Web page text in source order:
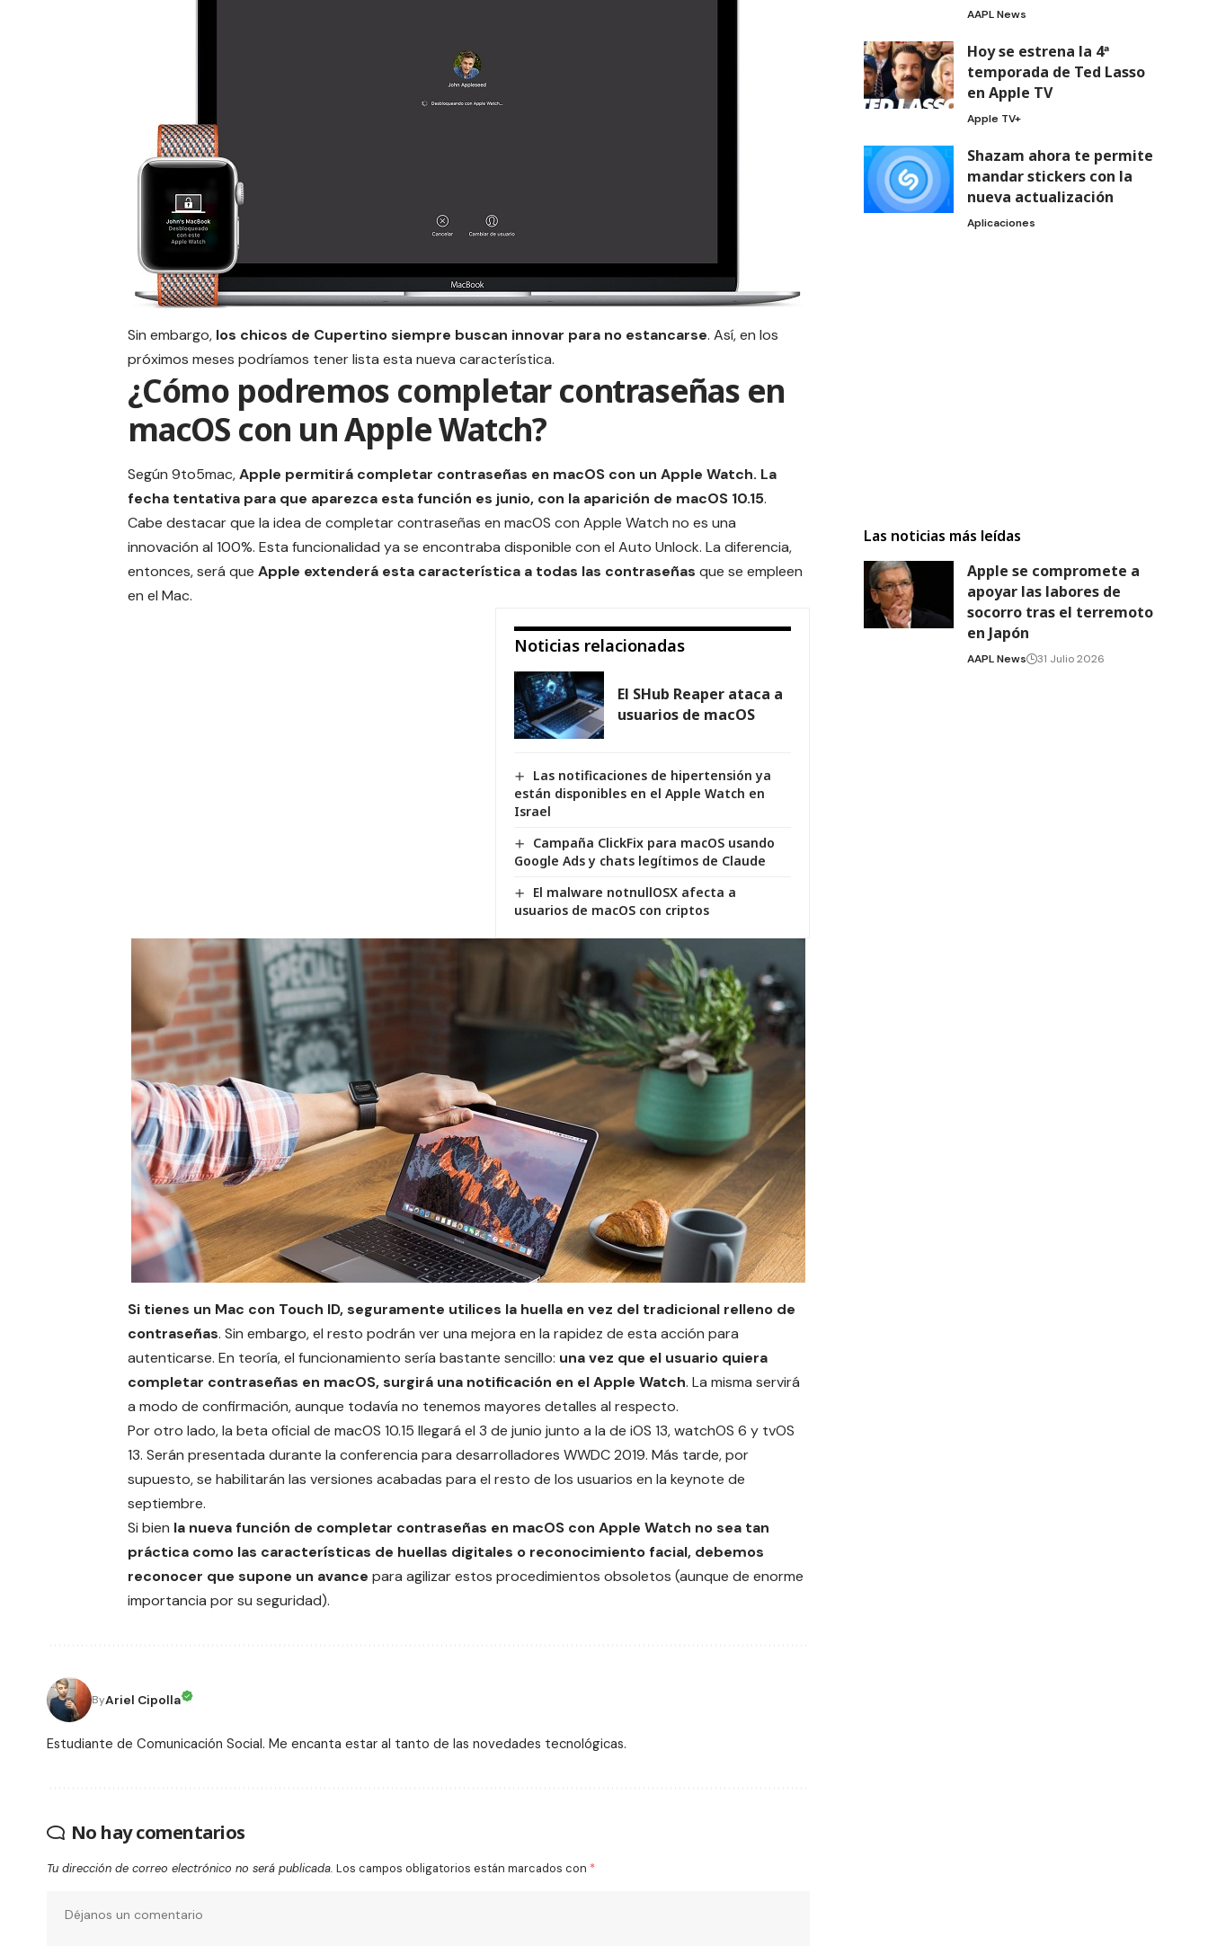
Sin embargo, los chicos de Cupertino siempre buscan innovar para no estancarse. Así, en los
próximos meses podríamos tener lista esta nueva característica.
¿Cómo podremos completar contraseñas en
macOS con un Apple Watch?
Según 9to5mac,Apple permitirá completar contraseñas en macOS con un Apple Watch. La
fecha tentativa para que aparezca esta función es junio, con la aparición de macOS 10.15.
Cabe destacar que la idea de completar contraseñas en macOS con Apple Watch no es una
innovación al 100%. Esta funcionalidad ya se encontraba disponible con el Auto Unlock. La diferencia,
entonces, será que Apple extenderá esta característica a todas las contraseñas que se empleen
en el Mac.
Noticias relacionadas
El SHub Reaper ataca a
usuarios de macOS
Las notificaciones de hipertensión ya
están disponibles en el Apple Watch en
Israel
Campaña ClickFix para macOS usando
Google Ads y chats legítimos de Claude
El malware notnullOSX afecta a
usuarios de macOS con criptos
Si tienes un Mac con Touch ID, seguramente utilices la huella en vez del tradicional relleno de
contraseñas. Sin embargo, el resto podrán ver una mejora en la rapidez de esta acción para
autenticarse. En teoría, el funcionamiento sería bastante sencillo: una vez que el usuario quiera
completar contraseñas en macOS, surgirá una notificación en elApple Watch. La misma servirá
a modo de confirmación, aunque todavía no tenemos mayores detalles al respecto.
Por otro lado, la beta oficial de macOS 10.15 llegará el 3 de junio junto a la de iOS 13, watchOS 6 y tvOS
13. Serán presentada durante la conferencia para desarrolladores WWDC 2019. Más tarde, por
supuesto, se habilitarán las versiones acabadas para el resto de los usuarios en la keynote de
septiembre.
Si bien la nueva función de completar contraseñas en macOS con Apple Watch no sea tan
práctica como las características de huellas digitales o reconocimiento facial, debemos
reconocer que supone un avance para agilizar estos procedimientos obsoletos (aunque de enorme
importancia por su seguridad).
ByAriel Cipolla
Estudiante de Comunicación Social. Me encanta estar al tanto de las novedades tecnológicas.
No hay comentarios
Tu dirección de correo electrónico no será publicada. Los campos obligatorios están marcados con *
AAPL News
Hoy se estrena la 4ª
temporada de Ted Lasso
en Apple TV
Apple TV+
Shazam ahora te permite
mandar stickers con la
nueva actualización
Aplicaciones
Las noticias más leídas
Apple se compromete a
apoyar las labores de
socorro tras el terremoto
en Japón
AAPL News 31 Julio 2026